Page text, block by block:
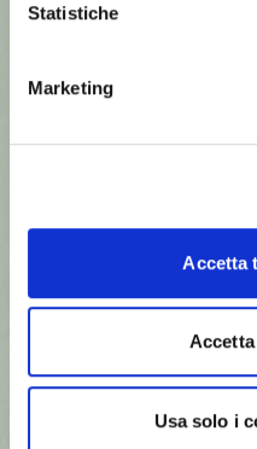
Statistiche
Marketing
Accetta
Usa solo i